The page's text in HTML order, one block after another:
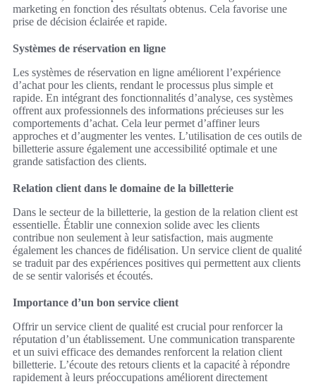
marketing en fonction des résultats obtenus. Cela favorise une
prise de décision éclairée et rapide.
Systèmes de réservation en ligne
Les systèmes de réservation en ligne améliorent l’expérience
d’achat pour les clients, rendant le processus plus simple et
rapide. En intégrant des fonctionnalités d’analyse, ces systèmes
offrent aux professionnels des informations précieuses sur les
comportements d’achat. Cela leur permet d’affiner leurs
approches et d’augmenter les ventes. L’utilisation de ces outils de
billetterie assure également une accessibilité optimale et une
grande satisfaction des clients.
Relation client dans le domaine de la billetterie
Dans le secteur de la billetterie, la gestion de la relation client est
essentielle. Établir une connexion solide avec les clients
contribue non seulement à leur satisfaction, mais augmente
également les chances de fidélisation. Un service client de qualité
se traduit par des expériences positives qui permettent aux clients
de se sentir valorisés et écoutés.
Importance d’un bon service client
Offrir un service client de qualité est crucial pour renforcer la
réputation d’un établissement. Une communication transparente
et un suivi efficace des demandes renforcent la relation client
billetterie. L’écoute des retours clients et la capacité à répondre
rapidement à leurs préoccupations améliorent directement